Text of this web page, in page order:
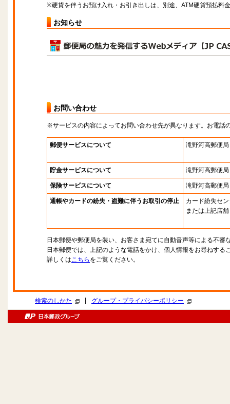
※硬貨を伴うお預け入れ・お引き出しは、別途、ATM硬貨預払料
お知らせ
お問い合わせ
※サービスの内容によってお問い合わせ先が異なります。お電話
郵便サービスについて 滝野河高郵便局
貯金サービスについて 滝野河高郵便局
保険サービスについて 滝野河高郵便局
通帳やカードの紛失・盗難に伴うお取引の停止
カード紛失セ
または上記店舗
日本郵便や郵便局を装い、お客さま宛てに自動音声等による不審
日本郵便では、上記のような電話をかけ、個人情報をお尋ねする
詳しくはこちら をご覧ください。
検索のしかた グループ・プライバシーポリシー